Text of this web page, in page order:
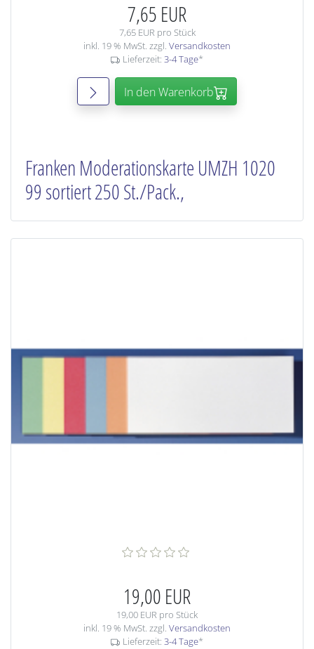
7,65 EUR
7,65 EUR pro Stück
inkl. 19 % MwSt. zzgl. Versandkosten
Lieferzeit: 3-4 Tage*
In den Warenkorb
Franken Moderationskarte UMZH 1020
99 sortiert 250 St./Pack.,
19,00 EUR
19,00 EUR pro Stück
inkl. 19 % MwSt. zzgl. Versandkosten
Lieferzeit: 3-4 Tage*